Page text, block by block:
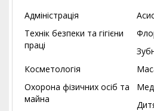
Адміністрація
Технік безпеки та гігієни
праці
Косметологія
Охорона фізичних осіб та
майна